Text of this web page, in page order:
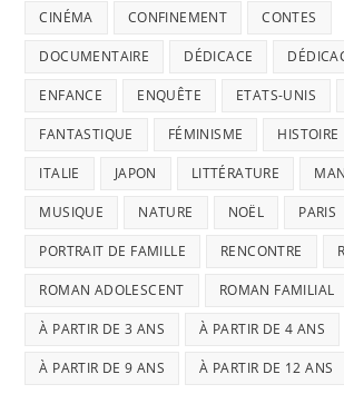
CINÉMA CONFINEMENT CONTES
DOCUMENTAIRE DÉDICACE
ENFANCE ENQUÊTE ETATS-UNIS
FANTASTIQUE FÉMINISME HISTOIRE
ITALIE JAPON LITTÉRATURE
MUSIQUE NATURE NOËL PARIS
PORTRAIT DE FAMILLE RENCONTRE
ROMAN ADOLESCENT ROMAN FAMILIAL
À PARTIR DE 3 ANS À PARTIR DE 4 ANS
À PARTIR DE 9 ANS À PARTIR DE 12 ANS